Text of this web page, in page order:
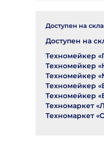
Доступен на
Доступен на
Техномейкер
Техномейкер
Техномейкер
Техномейкер
Техномейкер
Техномаркет
Техномаркет